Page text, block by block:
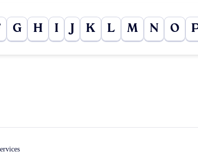
G H I J K L M N O